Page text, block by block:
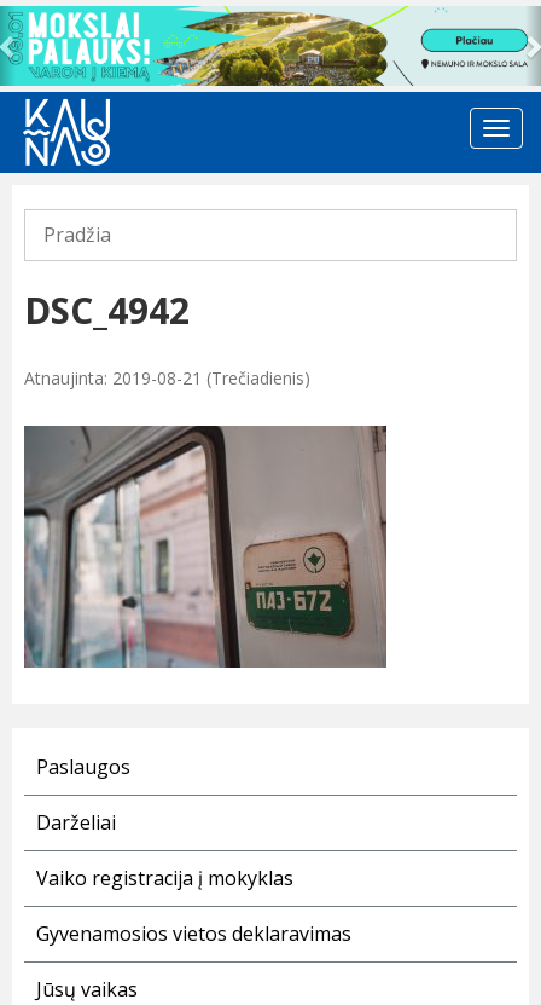
Previous
Pradžia
DSC_4942
Atnaujinta: 2019-08-21 (Trečiadienis)
Paslaugos
Darželiai
Vaiko registracija į mokyklas
Gyvenamosios vietos deklaravimas
Jūsų vaikas